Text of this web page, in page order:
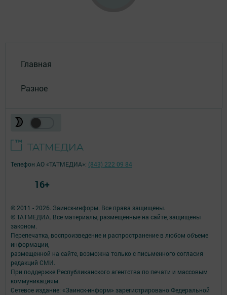
Главная
Разное
© 2011 - 2026. Заинск-информ. Все права защищены.
© ТАТМЕДИА. Все материалы, размещенные на сайте, защищены
законом.
Перепечатка, воспроизведение и распространение в любом объеме
информации,
размещенной на сайте, возможна только с письменного согласия
редакций СМИ.
При поддержке Республиканского агентства по печати и массовым
коммуникациям.
Сетевое издание: «Заинск-информ» зарегистрировано Федеральной
Телефон АО «ТАТМЕДИА»: (843) 222 09 84
16+